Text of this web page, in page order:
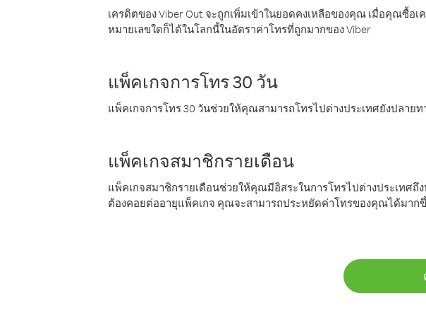
เครดิตของ Viber Out จะถูกเพิ่มเข้าในยอดคงเหลือของคุณ เมื่อคุณซื้อ
หมายเลขใดก็ได้ในโลกนี้ในอัตราค่าโทรที่ถูกมากของ Viber
แพ็คเกจการโทร 30 วัน
แพ็คเกจการโทร 30 วันช่วยให้คุณสามารถโทรไปต่างประเทศยังปลาย
แพ็คเกจสมาชิกรายเดือน
แพ็คเกจสมาชิกรายเดือนช่วยให้คุณมีอิสระในการโทรไปต่างประเทศ
ต้องคอยต่ออายุแพ็คเกจ คุณจะสามารถประหยัดค่าโทรของคุณได้มาก